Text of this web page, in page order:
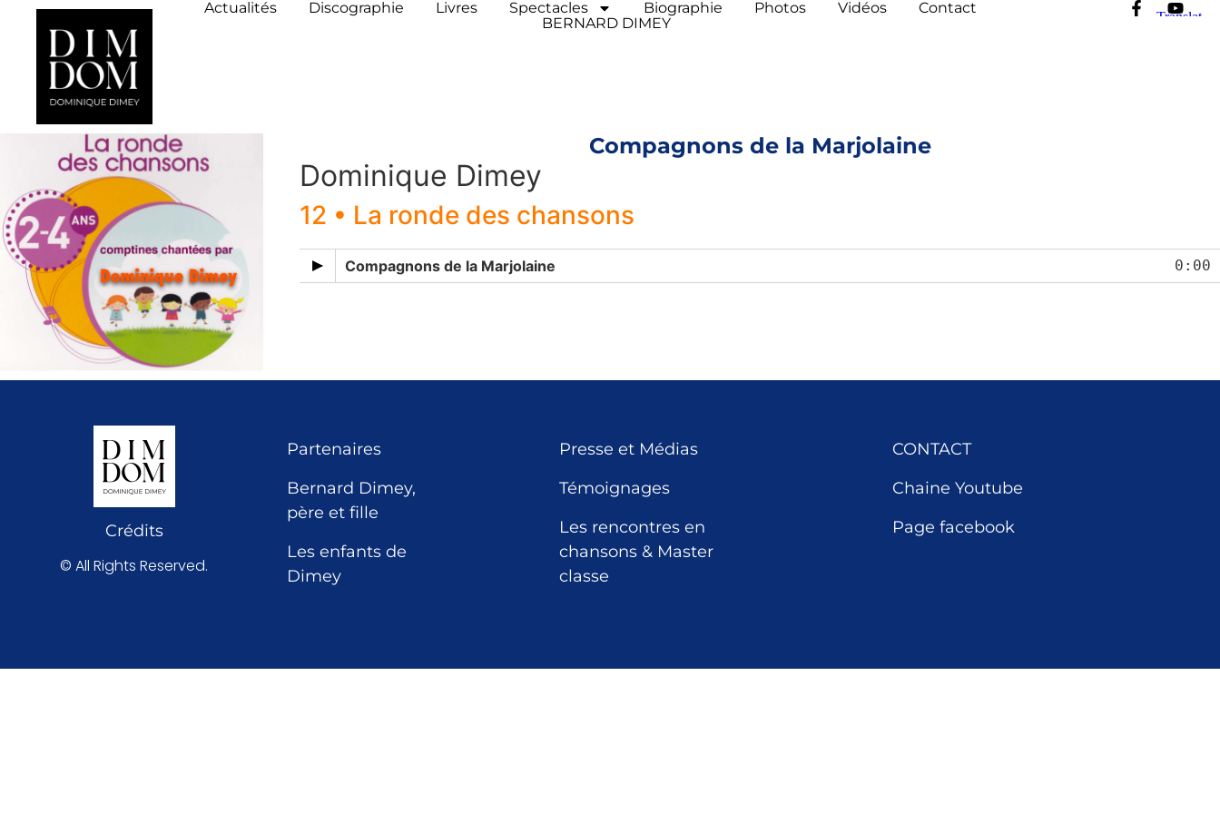
Actualités Discographie Livres Spectacles Biographie Photos Vidéos
Contact
BERNARD DIMEY
Compagnons de la Marjolaine
Dominique Dimey
12 • La ronde des chansons
Compagnons de la Marjolaine 0:00
Crédits
© All Rights Reserved.
Partenaires
Bernard Dimey,
père et fille
Les enfants de
Dimey
Presse et Médias
Témoignages
Les rencontres en
chansons & Master
classe
CONTACT
Chaine Youtube
Page facebook